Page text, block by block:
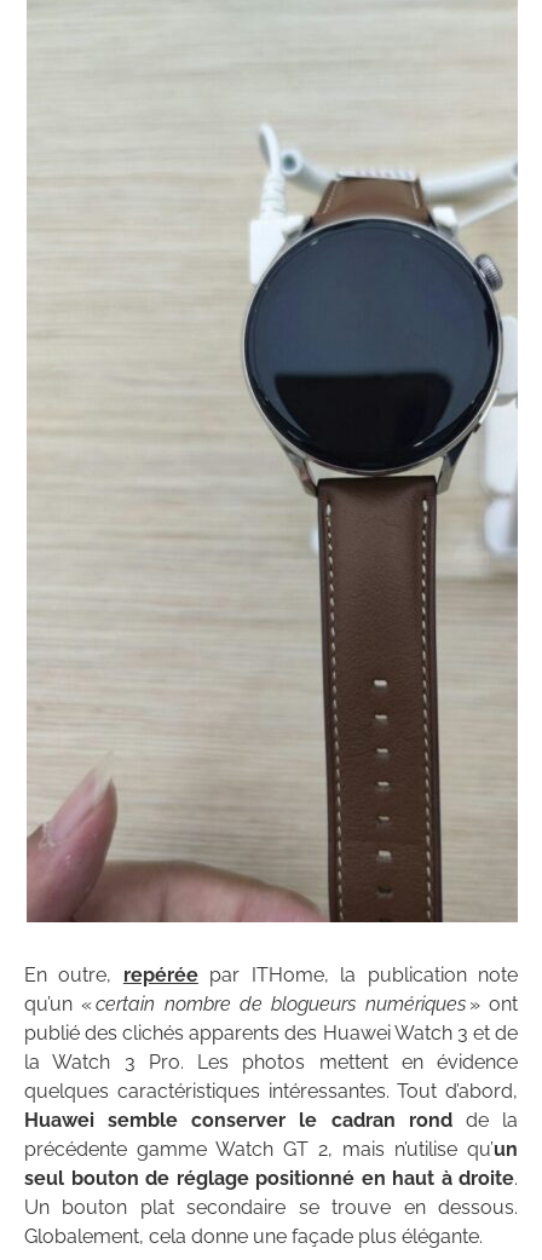
En outre, repéréepar ITHome, la publication note
qu’un «certain nombre de blogueurs numériques» ont
publié des clichés apparents des Huawei Watch 3 et de
la Watch 3 Pro. Les photos mettent en évidence
quelques caractéristiques intéressantes. Tout d’abord,
Huawei semble conserver le cadran rondde la
précédente gamme Watch GT 2, mais n’utilise qu’un
seul bouton de réglage positionné en haut à droite.
Un bouton plat secondaire se trouve en dessous.
Globalement, cela donne une façade plus élégante.